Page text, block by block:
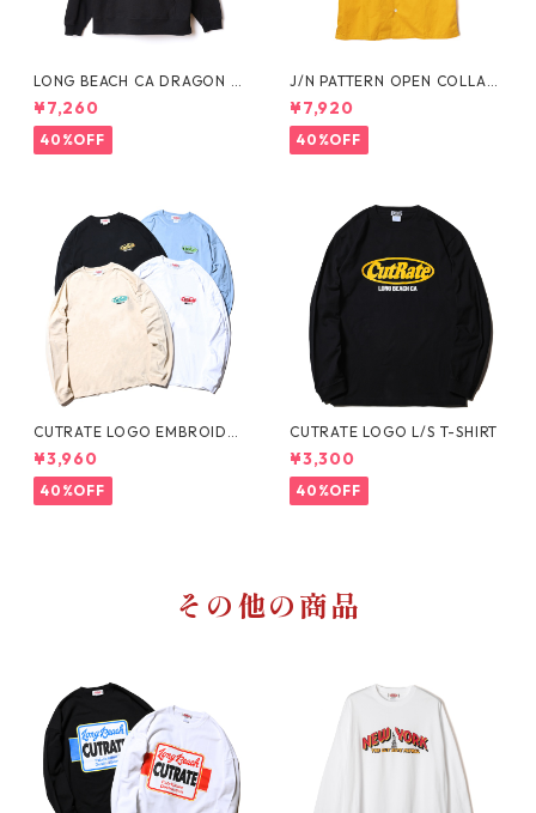
LONG BEACH CA DRAGON P
ULLOVER HD
¥7,260
40%OFF
J/N PATTERN OPEN COLLAR
SHIRT
¥7,920
40%OFF
CUTRATE LOGO EMBROIDER
Y DROP SHOULDER L/S T-S
HIRT
¥3,960
40%OFF
CUTRATE LOGO L/S T-SHIRT
¥3,300
40%OFF
その他の商品